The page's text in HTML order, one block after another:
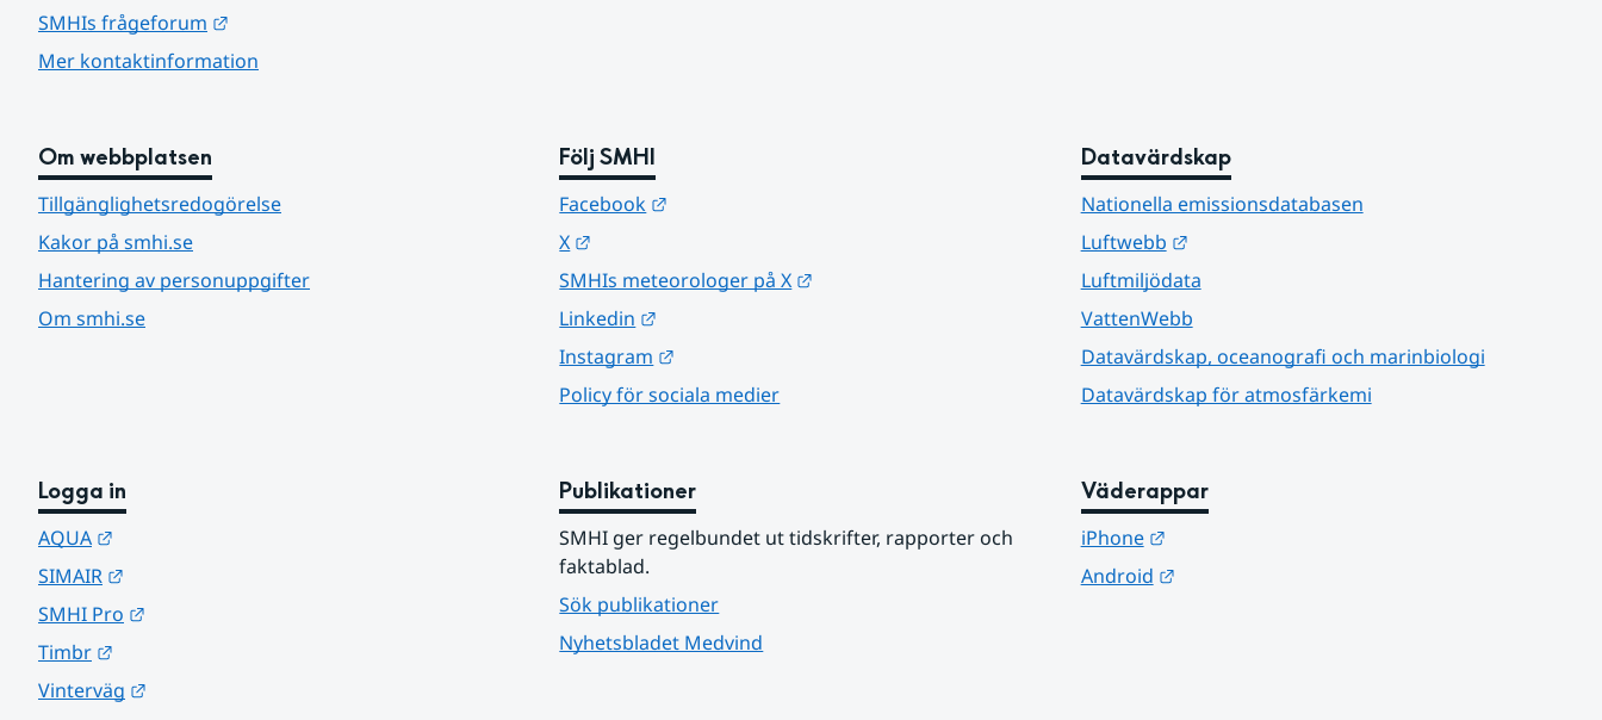
SMHIs frågeforum
Mer kontaktinformation
Om webbplatsen
Tillgänglighetsredogörelse
Kakor på smhi.se
Hantering av personuppgifter
Om smhi.se
Följ SMHI
Facebook
X
SMHIs meteorologer på X
Linkedin
Instagram
Policy för sociala medier
Datavärdskap
Nationella emissionsdatabasen
Luftwebb
Länk till annan webbplats.
Luftmiljödata
VattenWebb
Datavärdskap, oceanografi och marinbiologi
Datavärdskap för atmosfärkemi
Logga in
AQUA
SIMAIR
SMHI Pro
Timbr
Vinterväg
Publikationer
SMHI ger regelbundet ut tidskrifter, rapporter och
faktablad.
Sök publikationer
Nyhetsbladet Medvind
Väderappar
iPhone
Länk till annan webbplats.
Android
Länk till annan webbplats.